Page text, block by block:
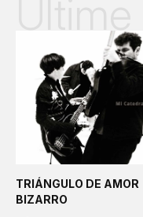
TRIÁNGULO DE AMOR
BIZARRO